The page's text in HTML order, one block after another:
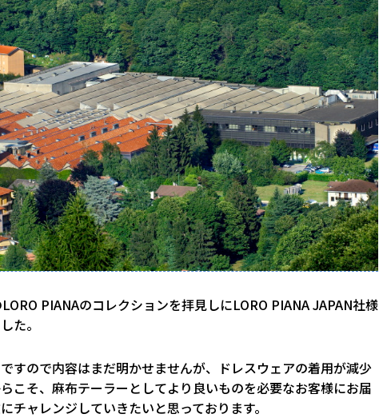
PIANAのコレクションを拝見しにLORO PIANA JAPAN社様
た。
すので内容はまだ明かせませんが、ドレスウェアの着用が減少
こそ、麻布テーラーとしてより良いものを必要なお客様にお届
チャレンジしていきたいと思っております。